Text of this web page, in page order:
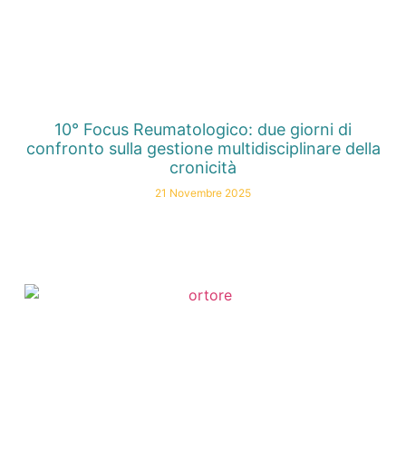
10° Focus Reumatologico: due giorni di
confronto sulla gestione multidisciplinare della
cronicità
21 Novembre 2025